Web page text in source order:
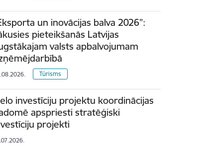
un inovācijas balva 2026”:
pieteikšanās Latvijas
valsts apbalvojumam
Tūrisms
investīciju projektu koordinācijas
apspriesti stratēģiski
projekti